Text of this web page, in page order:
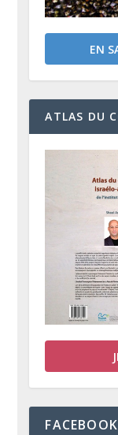
EN
ATLAS DU
FACEBOOK